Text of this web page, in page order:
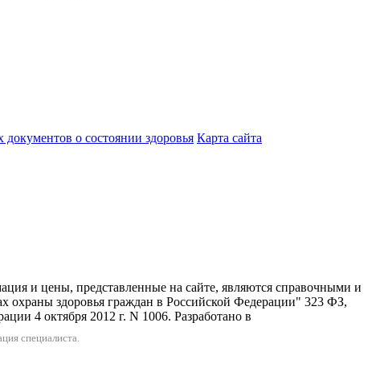
о состоянии здоровья Карта сайта
представленные на сайте, являются справочными и
охраны здоровья граждан в Российской Федерации" 323 ФЗ,
4 октября 2012 г. N 1006. Разработано в
специалиста.